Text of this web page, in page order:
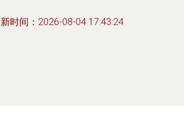
时间：2026-08-04 17:43:24